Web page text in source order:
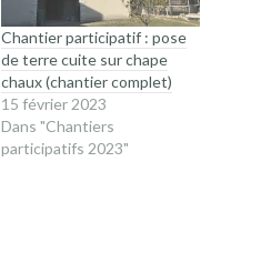
Chantier participatif : pose
de terre cuite sur chape
chaux (chantier complet)
15 février 2023
Dans "Chantiers
participatifs 2023"